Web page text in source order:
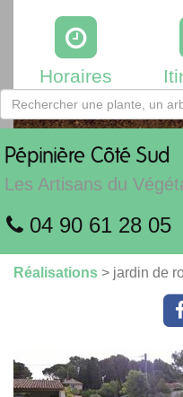
Horaires
Pépinière Côté Sud
Les Artisans du
04 90 61 28 05
Réalisations > jardin de